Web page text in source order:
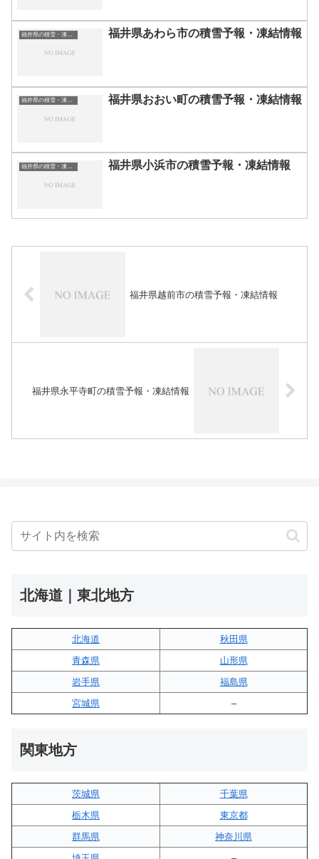
福井県あわら市の積雪予報・凍結情報
福井県の積雪・凍結情報 福井県おおい町の積雪予報・凍結情報
福井県の積雪・凍結情報 福井県小浜市の積雪予報・凍結情報
福井県越前市の積雪予報・凍結情報
福井県永平寺町の積雪予報・凍結情報
北海道｜東北地方
北海道
秋田県
青森県
山形県
岩手県
福島県
宮城県
–
関東地方
茨城県
千葉県
栃木県
東京都
群馬県
神奈川県